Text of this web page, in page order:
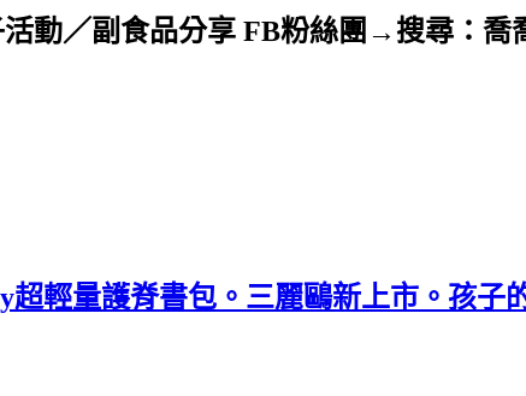
動／副食品分享 FB粉絲團→搜尋：喬
超輕量護脊書包。三麗鷗新上市。孩